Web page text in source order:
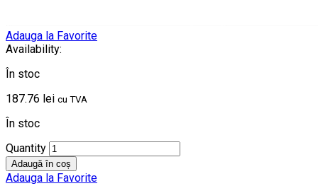
Adauga la Favorite
Availability:
În stoc
187.76 lei cu TVA
În stoc
Quantity
Adaugă în coș
Adauga la Favorite